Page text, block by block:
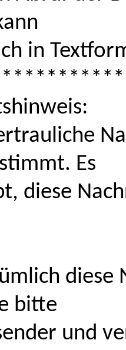
in
Es
diese
diese
bitte
und